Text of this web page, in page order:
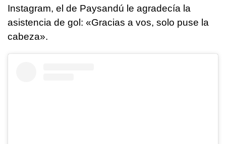
Instagram, el de Paysandú le agradecía la
asistencia de gol: «Gracias a vos, solo puse la
cabeza».